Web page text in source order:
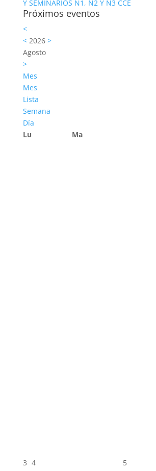
Y SEMINARIOS N1, N2 Y N3 CCE
Próximos eventos
<
<2026 >
Agosto
>
Mes
Mes
Lista
Semana
Día
Lu
Ma
3 4 5